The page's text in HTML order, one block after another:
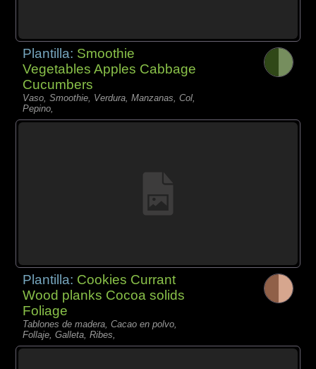
Plantilla: Smoothie
Vegetables Apples Cabbage
Cucumbers
Vaso, Smoothie, Verdura, Manzanas, Col,
Pepino,
Plantilla: Cookies Currant
Wood planks Cocoa solids
Foliage
Tablones de madera, Cacao en polvo,
Follaje, Galleta, Ribes,